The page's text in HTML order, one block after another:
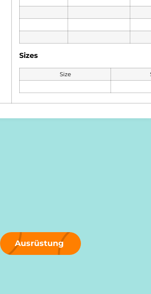
Sizes
Size
Ausrüstung